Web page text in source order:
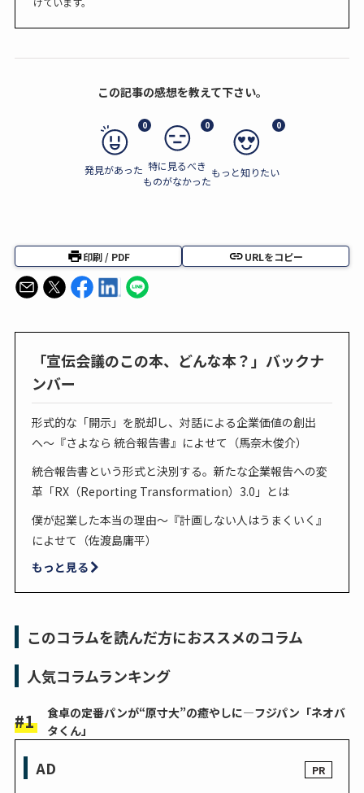
この記事の感想を教えて下さい。
0
発見があった
0
特に見るべき
ものがなかった
0
もっと知りたい
印刷 / PDF URLをコピー
「宣伝会議のこの本、どんな本？」バックナ
ンバー
形式的な「開示」を脱却し、対話による企業価値の創出
へ〜『さよなら 統合報告書』によせて（馬奈木俊介）
統合報告書という形式と決別する。新たな企業報告への変
革「RX（Reporting Transformation）3.0」とは
僕が起業した本当の理由～『計画しない人はうまくいく』
によせて（佐渡島庸平）
もっと見る
このコラムを読んだ方におススメのコラム
人気コラムランキング
食卓の定番パンが“原寸大”の癒やしに―フジパン「ネオバ
タくん」
AD